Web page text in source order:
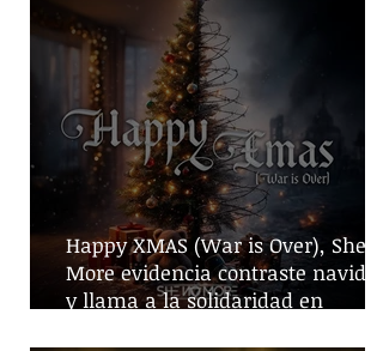
Happy XMAS (War is Over), She
More evidencia contraste
y llama a la solidaridad en